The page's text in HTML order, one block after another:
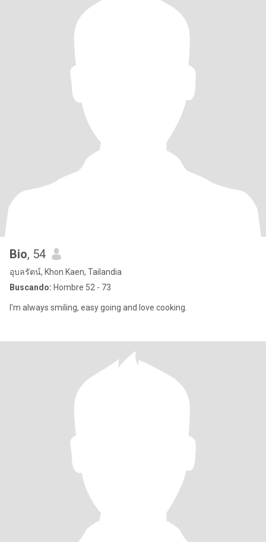
Bio, 54
อุบลรัตน์, Khon Kaen, Tailandia
Buscando: Hombre 52 - 73
I'm always smiling, easy going and love cooking.